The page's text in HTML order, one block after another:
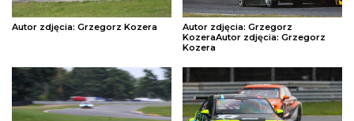
Autor zdjęcia: Grzegorz Kozera
Autor zdjęcia: Grzegorz
KozeraAutor zdjęcia: Grzegorz
Kozera